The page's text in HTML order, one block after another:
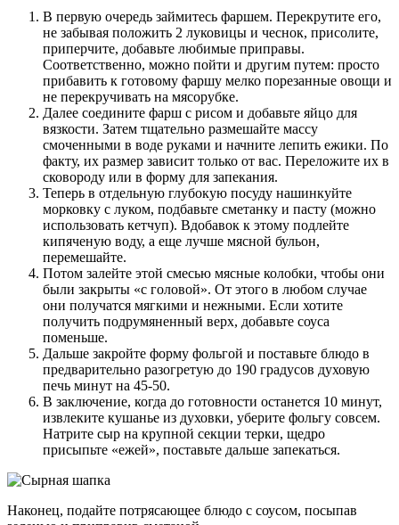
В первую очередь займитесь фаршем. Перекрутите его,
не забывая положить 2 луковицы и чеснок, присолите,
приперчите, добавьте любимые приправы.
Соответственно, можно пойти и другим путем: просто
прибавить к готовому фаршу мелко порезанные овощи и
не перекручивать на мясорубке.
Далее соедините фарш с рисом и добавьте яйцо для
вязкости. Затем тщательно размешайте массу
смоченными в воде руками и начните лепить ежики. По
факту, их размер зависит только от вас. Переложите их в
сковороду или в форму для запекания.
Теперь в отдельную глубокую посуду нашинкуйте
морковку с луком, подбавьте сметанку и пасту (можно
использовать кетчуп). Вдобавок к этому подлейте
кипяченую воду, а еще лучше мясной бульон,
перемешайте.
Потом залейте этой смесью мясные колобки, чтобы они
были закрыты «с головой». От этого в любом случае
они получатся мягкими и нежными. Если хотите
получить подрумяненный верх, добавьте соуса
поменьше.
Дальше закройте форму фольгой и поставьте блюдо в
предварительно разогретую до 190 градусов духовую
печь минут на 45-50.
В заключение, когда до готовности останется 10 минут,
извлеките кушанье из духовки, уберите фольгу совсем.
Натрите сыр на крупной секции терки, щедро
присыпьте «ежей», поставьте дальше запекаться.
Наконец, подайте потрясающее блюдо с соусом, посыпав